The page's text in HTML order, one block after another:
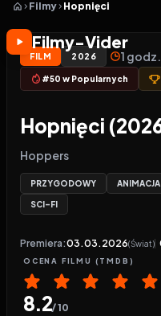
Filmy-Vider
Filmy Hopnięci
FILM 2026 1
#50 w Popularnych
Hopnięci
Hoppers
PRZYGODOWY ANIMACJA
SCI-FI
Premiera:03.03.2026(Świat)
OCENA FILMU (TMDB)
8.2/ 10